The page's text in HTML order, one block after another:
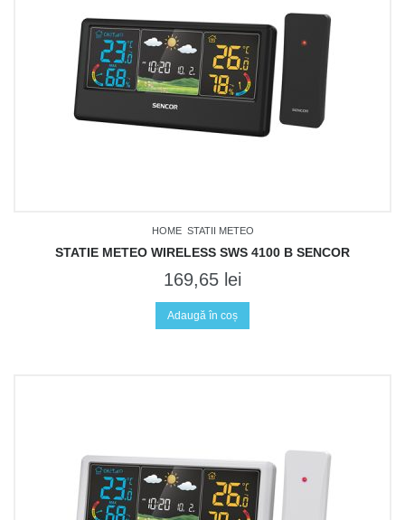
HOME STATII METEO
STATIE METEO WIRELESS SWS 4100 B SENCOR
169,65 lei
Adaugă în coș